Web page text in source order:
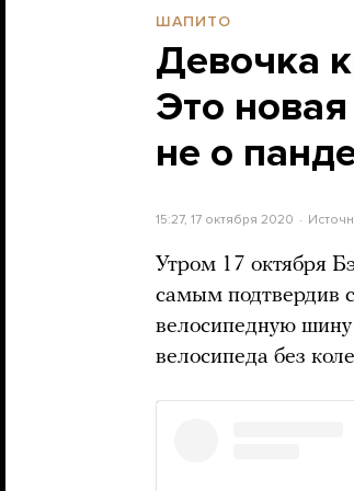
ШАПИТО
Девочка
Это
не о
15:27, 17 октября 2020
Утром 17 октября
самым подтвердив
велосипедную шину
велосипеда без